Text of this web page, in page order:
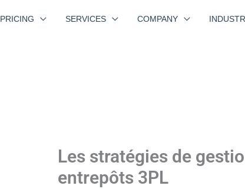
PRICING SERVICES COMPANY
Les stratégies de
entrepôts 3PL